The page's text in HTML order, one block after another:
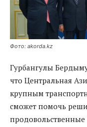
Фото: akorda.kz
Гурбангулы
что Центральная
крупным
сможет помочь